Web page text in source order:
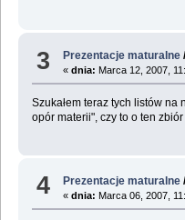
3 Prezentacje maturalne
«dnia: Marca 12, 2007,
Szukałem teraz tych listów na
opór materii", czy to o ten
4 Prezentacje maturalne
«dnia: Marca 06, 2007,